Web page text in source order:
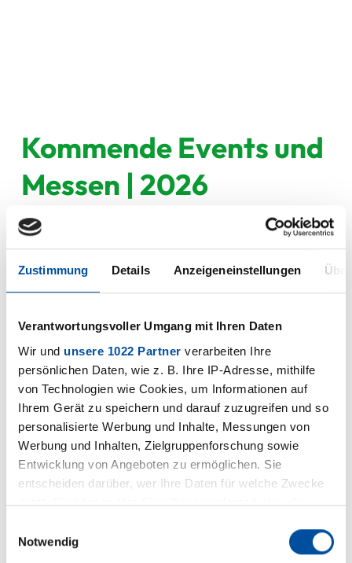
Zustimmung Details Anzeigeneinstellungen
Verantwortungsvoller Umgang mit Ihren Daten
Wir und unsere 1022 Partner verarbeiten Ihre
persönlichen Daten, wie z. B. Ihre IP-Adresse, mithilfe
von Technologien wie Cookies, um Informationen auf
Ihrem Gerät zu speichern und darauf zuzugreifen und so
personalisierte Werbung und Inhalte, Messungen von
Werbung und Inhalten, Zielgruppenforschung sowie
Entwicklung von Angeboten zu ermöglichen. Sie
entscheiden darüber, wer Ihre Daten für welche Zwecke
nutzt. Sie können Ihre Einwilligung jederzeit über die
Trigger Symbol ändern oder widerrufen
Notwendig
Kommende Events und
Messen | 2026
Möchten Sie uns persönlich treffen?
Kommen Sie gerne zu unserem Stand
während der Ausstellung.
Vergangene Events
und Messen | 2026